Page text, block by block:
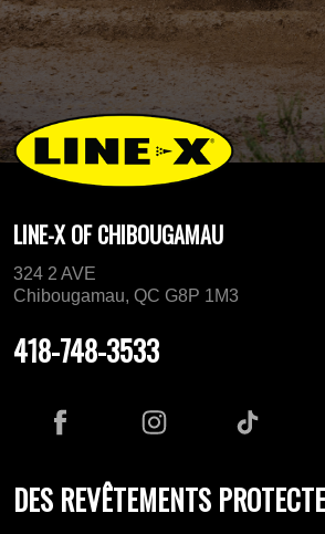
LINE-X OF CHIBOUGAMAU
324 2 AVE
Chibougamau, QC G8P 1M3
418-748-3533
DES REVÊTEMENTS